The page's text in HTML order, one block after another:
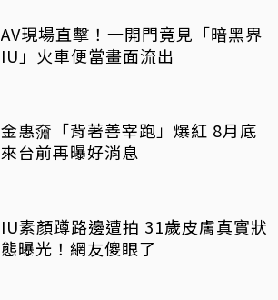
AV現場直擊！一開門竟見「暗黑界
IU」火車便當畫面流出
金惠奫「背著善宰跑」爆紅 8月底
來台前再曝好消息
IU素顏蹲路邊遭拍 31歲皮膚真實狀
態曝光！網友傻眼了